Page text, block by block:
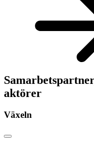
aktörer
Växeln